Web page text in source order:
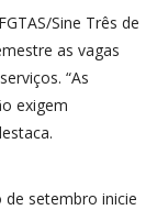
Sine Três de
as vagas
“As
exigem
de setembro inicie